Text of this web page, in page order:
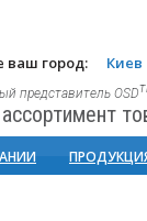
ваш город: Киев
представитель OSD